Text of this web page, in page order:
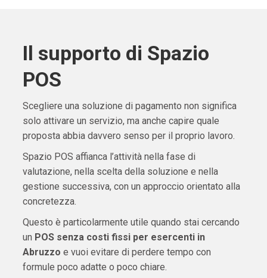
Il supporto di Spazio
POS
Scegliere una soluzione di pagamento non significa
solo attivare un servizio, ma anche capire quale
proposta abbia davvero senso per il proprio lavoro.
Spazio POS affianca l’attività nella fase di
valutazione, nella scelta della soluzione e nella
gestione successiva, con un approccio orientato alla
concretezza.
Questo è particolarmente utile quando stai cercando
un POS senza costi fissi per esercenti in
Abruzzo e vuoi evitare di perdere tempo con
formule poco adatte o poco chiare.